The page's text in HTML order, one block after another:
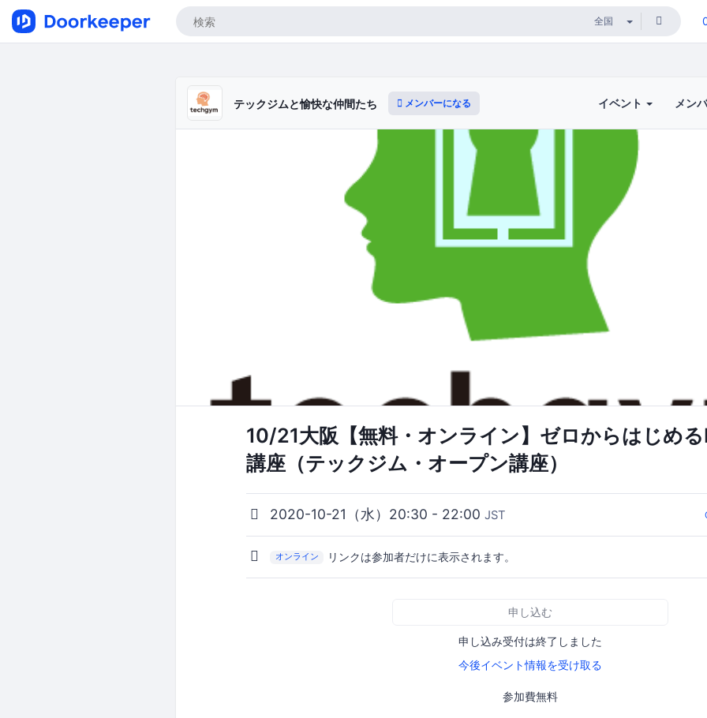
テックジムと愉快な仲間たち メンバーになる イベント メン
10/21大阪【無料・オンライン】ゼロからはじめ
講座（テックジム・オープン講座）
2020-10-21（水）20:30 - 22:00 JST
オンライン リンクは参加者だけに表示されます。
申し込む
申し込み受付は終了しました
今後イベント情報を受け取る
参加費無料